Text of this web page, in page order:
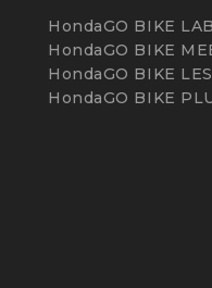
HondaGO BIKE LAB
HondaGO BIKE
HondaGO BIKE
HondaGO BIKE